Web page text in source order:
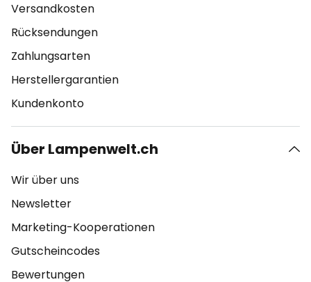
Versandkosten
Rücksendungen
Zahlungsarten
Herstellergarantien
Kundenkonto
Über Lampenwelt.ch
Wir über uns
Newsletter
Marketing-Kooperationen
Gutscheincodes
Bewertungen